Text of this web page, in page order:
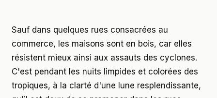
Sauf dans quelques rues consacrées au
commerce, les maisons sont en bois, car elles
résistent mieux ainsi aux assauts des cyclones.
C'est pendant les nuits limpides et colorées des
tropiques, à la clarté d'une lune resplendissante,